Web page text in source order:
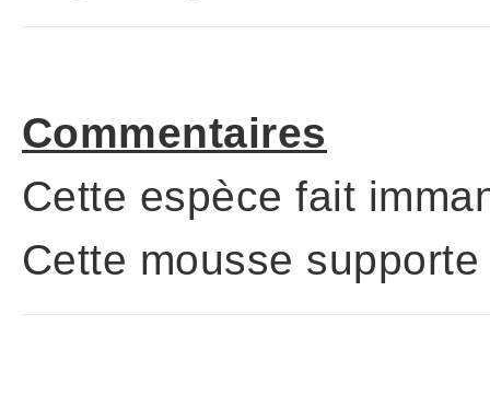
Commentaires
Cette espèce fait
Cette mousse